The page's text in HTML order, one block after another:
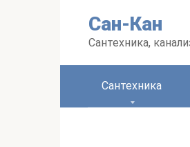
Сан-Кан
Сантехника,
Сантехника